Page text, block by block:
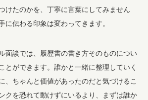
けたのかを、丁寧に言葉にしてみません
に伝わる印象は変わってきます。
面談では、履歴書の書き方そのものについ
とができます。誰かと一緒に整理していく
、ちゃんと価値があったのだと気づけるこ
クを恐れて動けずにいるより、まずは誰か